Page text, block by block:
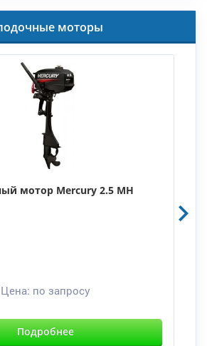
моторы
мотор Mercury 2.5 MH
Цена: по запросу
Подробнее